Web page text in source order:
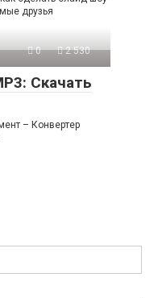
друзья
0 2 530
Скачать
– Конвертер